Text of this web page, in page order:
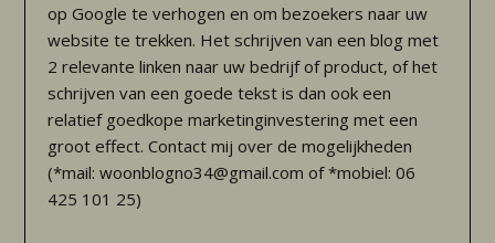
op Google te verhogen en om bezoekers naar uw
website te trekken. Het schrijven van een blog met
2 relevante linken naar uw bedrijf of product, of het
schrijven van een goede tekst is dan ook een
relatief goedkope marketinginvestering met een
groot effect. Contact mij over de mogelijkheden
(*mail: woonblogno34@gmail.com of *mobiel: 06
425 101 25)